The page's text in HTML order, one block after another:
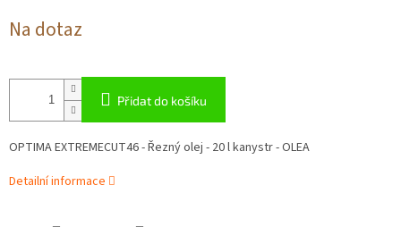
cena:
Na dotaz
Přidat do košíku
OPTIMA EXTREMECUT46 - Řezný olej - 20 l kanystr - OLEA
Detailní informace